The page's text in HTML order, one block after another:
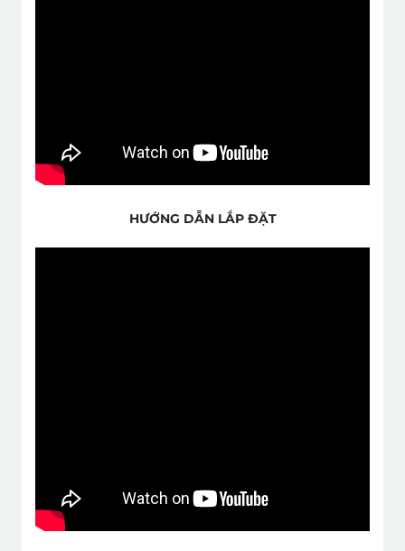
HƯỚNG DẪN LẮP ĐẶT